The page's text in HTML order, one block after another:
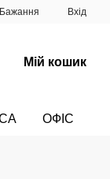
Бажання Вхід
Мій кошик
ОФІС